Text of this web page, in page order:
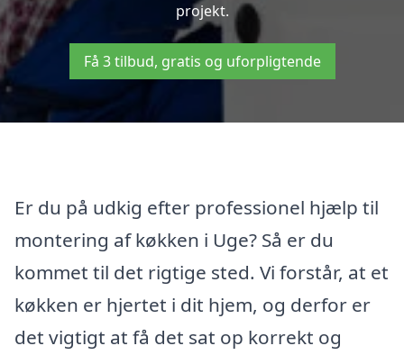
projekt.
Få 3 tilbud, gratis og uforpligtende
Er du på udkig efter professionel hjælp til
montering af køkken i Uge? Så er du
kommet til det rigtige sted. Vi forstår, at et
køkken er hjertet i dit hjem, og derfor er
det vigtigt at få det sat op korrekt og